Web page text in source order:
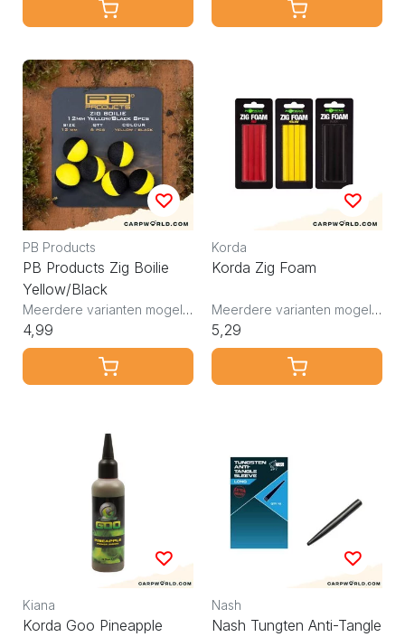
PB Products
PB Products Zig Boilie
Yellow/Black
Meerdere varianten mogelijk
4,99
Korda
Korda Zig Foam
Meerdere varianten mogelijk
5,29
Kiana
Korda Goo Pineapple
Nash
Nash Tungten Anti-Tangle